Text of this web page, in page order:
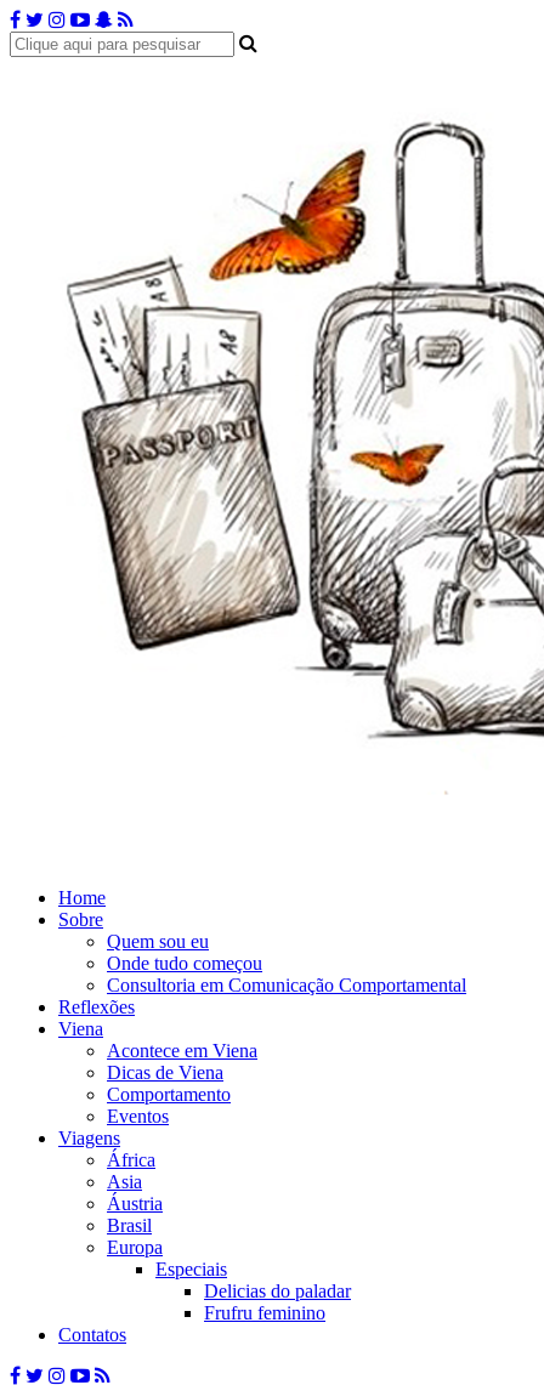
Home
Sobre
Quem sou eu
Onde tudo começou
Consultoria em Comunicação Comportamental
Reflexões
Viena
Acontece em Viena
Dicas de Viena
Comportamento
Eventos
Viagens
África
Asia
Áustria
Brasil
Europa
Especiais
Delicias do paladar
Frufru feminino
Contatos